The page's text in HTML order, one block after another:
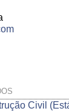
Civil